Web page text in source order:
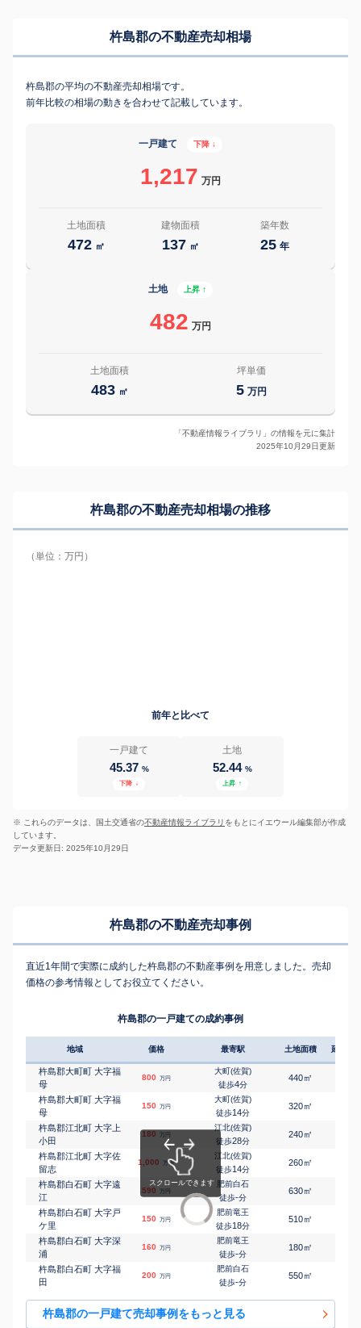
杵島郡の不動産売却相場
杵島郡の平均の不動産売却相場です。
前年比較の相場の動きを合わせて記載しています。
一戸建て 下降 ↓
1,217 万円
土地面積
472 ㎡
建物面積
137 ㎡
築年数
25 年
土地 上昇 ↑
482 万円
土地面積
483 ㎡
坪単価
5 万円
「不動産情報ライブラリ」の情報を元に集計
2025年10月29日更新
杵島郡の不動産売却相場の推移
（単位：万円）
前年と比べて
一戸建て
45.37 %
下降 ↓
土地
52.44 %
上昇 ↑
※ これらのデータは、国土交通省の不動産情報ライブラリ をもとにイエウール編集部が作成
しています。
データ更新日: 2025年10月29日
杵島郡の不動産売却事例
直近1年間で実際に成約した杵島郡の不動産事例を用意しました。売却
価格の参考情報としてお役立てください。
杵島郡の一戸建ての成約事例
地域 価格 最寄駅 土地面積 延床面
杵島郡大町町 大字福
母
800 万円
大町(佐賀)
徒歩4分
440㎡
杵島郡大町町 大字福
母
150 万円
大町(佐賀)
徒歩14分
320㎡
杵島郡江北町 大字上
小田
180 万円
江北(佐賀)
徒歩28分
240㎡
杵島郡江北町 大字佐
留志
1,000 万円
江北(佐賀)
徒歩14分
260㎡
杵島郡白石町 大字遠
江
590 万円
肥前白石
徒歩-分
630㎡
杵島郡白石町 大字戸
ケ里
150 万円
肥前竜王
徒歩18分
510㎡
杵島郡白石町 大字深
浦
160 万円
肥前竜王
徒歩-分
180㎡
杵島郡白石町 大字福
田
200 万円
肥前白石
徒歩-分
550㎡
杵島郡の一戸建て売却事例をもっと見る